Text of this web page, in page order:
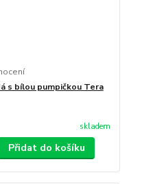
s bílou pumpičkou Tera
skladem
Přidat do košíku